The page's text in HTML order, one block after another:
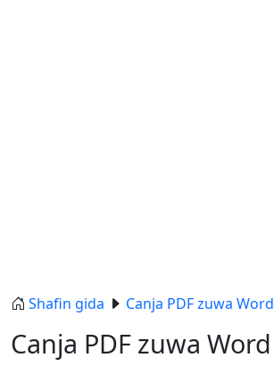
Shafin gida Canja PDF zuwa Word
Canja PDF zuwa Word